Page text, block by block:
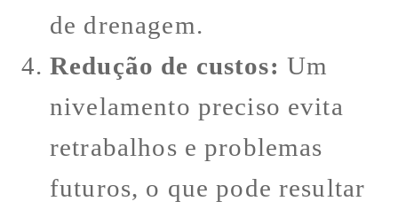
de drenagem.
Redução de custos: Um
nivelamento preciso evita
retrabalhos e problemas
futuros, o que pode resultar